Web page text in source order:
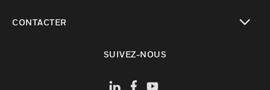
CONTACTER
SUIVEZ-NOUS